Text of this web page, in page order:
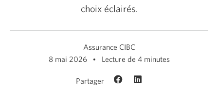
choix éclairés.
Assurance CIBC
8 mai 2026
Lecture de 4 minutes
Partager